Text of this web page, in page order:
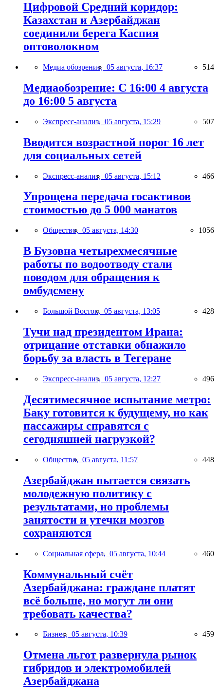
Цифровой Средний коридор:
Казахстан и Азербайджан
соединили берега Каспия
оптоволокном
Медиа обозрение, 05 августа, 16:37 514
Медиаобозрение: С 16:00 4 августа
до 16:00 5 августа
Экспресс-анализ, 05 августа, 15:29 507
Вводится возрастной порог 16 лет
для социальных сетей
Экспресс-анализ, 05 августа, 15:12 466
Упрощена передача госактивов
стоимостью до 5 000 манатов
Общество, 05 августа, 14:30 1056
В Бузовна четырехмесячные
работы по водоотводу стали
поводом для обращения к
омбудсмену
Большой Восток, 05 августа, 13:05 428
Тучи над президентом Ирана:
отрицание отставки обнажило
борьбу за власть в Тегеране
Экспресс-анализ, 05 августа, 12:27 496
Десятимесячное испытание метро:
Баку готовится к будущему, но как
пассажиры справятся с
сегодняшней нагрузкой?
Общество, 05 августа, 11:57 448
Азербайджан пытается связать
молодежную политику с
результатами, но проблемы
занятости и утечки мозгов
сохраняются
Социальная сфера, 05 августа, 10:44 460
Коммунальный счёт
Азербайджана: граждане платят
всё больше, но могут ли они
требовать качества?
Бизнес, 05 августа, 10:39 459
Отмена льгот развернула рынок
гибридов и электромобилей
Азербайджана